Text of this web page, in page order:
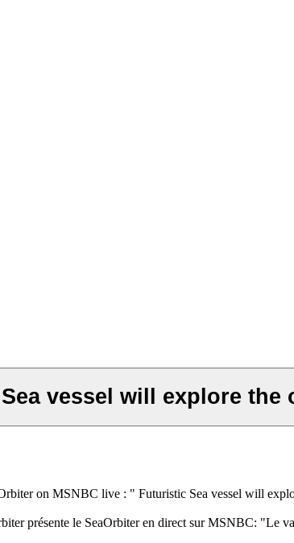
vessel will explore
on MSNBC live : " Futuristic Sea vessel will
présente le SeaOrbiter en direct sur MSNBC: "Le